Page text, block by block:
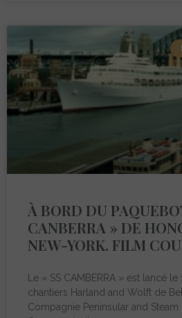
À BORD DU
CANBERRA » DE
NEW-YORK. FILM
Le « SS CAMBERRA » est lancé
chantiers Harland and Wolft de
Compagnie Peninsular and Steam